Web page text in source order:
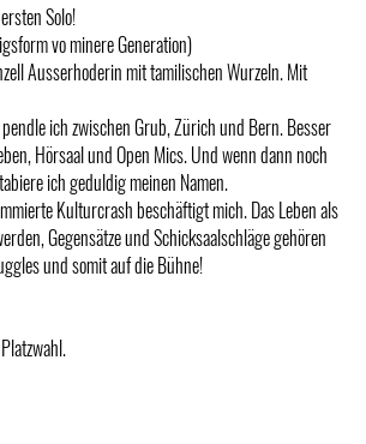
Solo!
vo minere Generation)
Ausserhoderin mit tamilischen Wurzeln. Mit
ich zwischen Grub, Zürich und Bern. Besser
Hörsaal und Open Mics. Und wenn dann noch
ich geduldig meinen Namen.
Kulturcrash beschäftigt mich. Das Leben als
Gegensätze und Schicksaalschläge gehören
und somit auf die Bühne!